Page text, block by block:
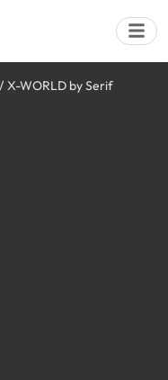
X-WORLD by Serif